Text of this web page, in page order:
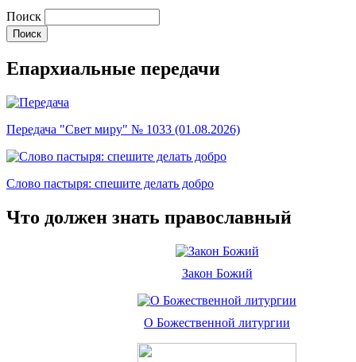
Поиск
Епархиальные передачи
Передача "Свет миру" № 1033 (01.08.2026)
Слово пастыря: спешите делать добро
Что должен знать православный
Закон Божий
О Божественной литургии